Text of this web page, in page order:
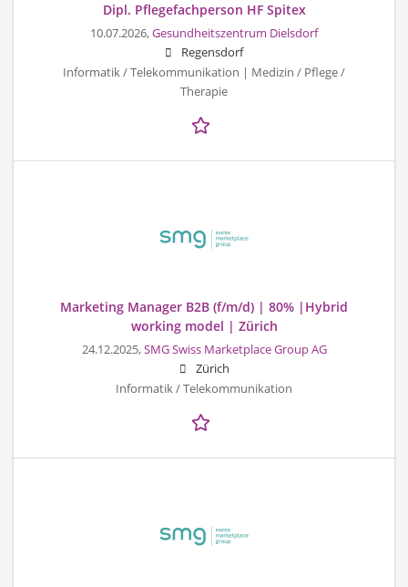
Dipl. Pflegefachperson HF Spitex
10.07.2026,Gesundheitszentrum Dielsdorf
Regensdorf
Informatik / Telekommunikation | Medizin / Pflege /
Therapie
Marketing Manager B2B (f/m/d) | 80% |Hybrid
working model | Zürich
24.12.2025,SMG Swiss Marketplace Group AG
Zürich
Informatik / Telekommunikation